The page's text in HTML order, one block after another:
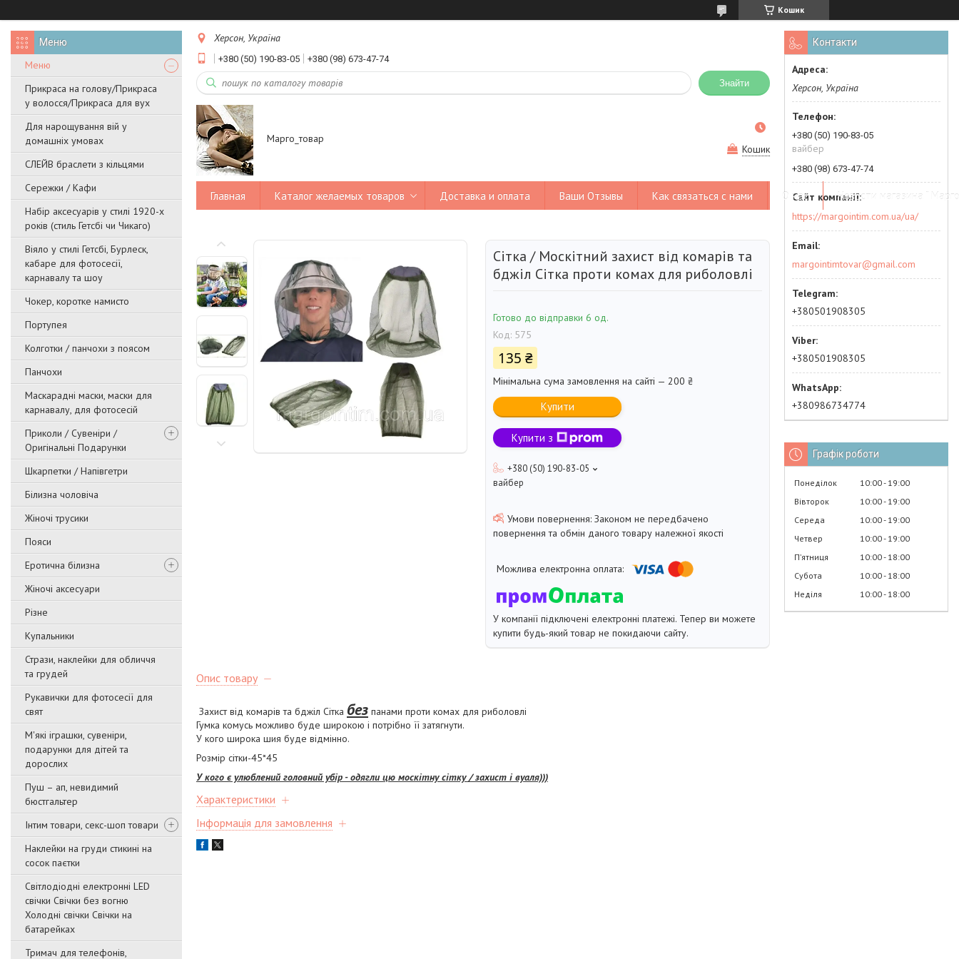
Кошик
Меню
Прикраса на голову/Прикраса
у волосся/Прикраса для вух
Для нарощування вій у
домашніх умовах
СЛЕЙВ браслети з кільцями
Сережки / Кафи
Набір аксесуарів у стилі 1920-х
років (стиль Гетсбі чи Чикаго)
Віяло у стилі Гетсбі, Бурлеск,
кабаре для фотосесії,
карнавалу та шоу
Чокер, коротке намисто
Портупея
Колготки / панчохи з поясом
Панчохи
Маскарадні маски, маски для
карнавалу, для фотосесій
Приколи / Сувеніри /
Оригінальні Подарунки
Шкарпетки / Напівгетри
Білизна чоловіча
Жіночі трусики
Пояси
Еротична білизна
Жіночі аксесуари
Різне
Купальники
Стрази, наклейки для обличчя
та грудей
Рукавички для фотосесії для
свят
М'які іграшки, сувеніри,
подарунки для дітей та
дорослих
Пуш – ап, невидимий
бюстгальтер
Інтим товари, секс-шоп товари
Наклейки на груди стикині на
сосок паєтки
Світлодіодні електронні LED
свічки Свічки без вогню
Холодні свічки Свічки на
батарейках
Тримач для телефонів,
Херсон, Україна
+380 (50) 190-83-05 +380 (98) 673-47-74
Знайти
Марго_товар
Кошик
Главная Каталог желаемых товаров Доставка и оплата Ваши Отзывы Как связаться с нами О нас Новости магазина "
Сітка / Москітний захист від комарів та
бджіл Сітка проти комах для риболовлі
Готово до відправки 6 од.
Код: 575
135 ₴
Мінімальна сума замовлення на сайті — 200 ₴
Купити
Купити з
+380 (50) 190-83-05
вайбер
Законом не передбачено
повернення та обмін даного товару належної якості
У компанії підключені електронні платежі. Тепер ви можете
купити будь-який товар не покидаючи сайту.
Опис товару
Захист від комарів та бджіл Сітка без панами проти комах для риболовлі
Гумка комусь можливо буде широкою і потрібно її затягнути.
У кого широка шия буде відмінно.
Розмір сітки-45*45
У кого є улюблений головний убір - одягли цю москітну сітку / захист і вуаля)))
Характеристики
Інформація для замовлення
Контакти
Херсон, Україна
+380 (50) 190-83-05
вайбер
+380 (98) 673-47-74
https://margointim.com.ua/ua/
margointimtovar@gmail.com
+380501908305
+380501908305
+380986734774
Графік роботи
Понеділок 10:00 19:00
Вівторок
10:00 19:00
Середа
10:00 19:00
Четвер
10:00 19:00
Пʼятниця
10:00 18:00
Субота
10:00 18:00
Неділя
10:00 18:00